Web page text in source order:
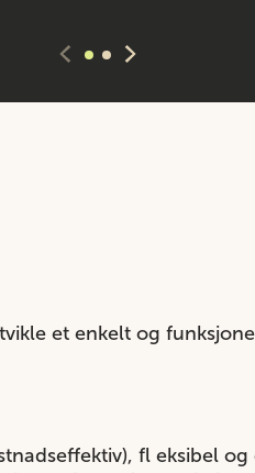
et enkelt og
fl eksibel